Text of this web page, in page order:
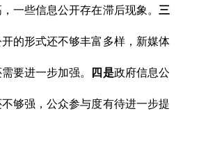
一些信息公开存在滞后现象。 三
的形式还不够丰富多样，新媒体
要进一步加强。 四是政府信息公
够强，公众参与度有待进一步提